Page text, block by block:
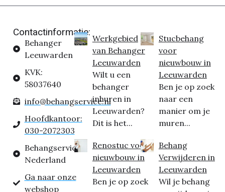
Contactinformatie:
Behanger
Leeuwarden
KVK:
58037640
info@behangservice.nl
Hoofdkantoor:
030-2072303
Behangservice
Nederland
Ga naar onze
webshop
Werkgebied
van Behanger
Leeuwarden
Wilt u een
behanger
inhuren in
Leeuwarden?
Dit is het...
Renostuc voor
nieuwbouw in
Leeuwarden
Ben je op zoek
Stucbehang
voor
nieuwbouw in
Leeuwarden
Ben je op zoek
naar een
manier om je
muren...
Behang
Verwijderen in
Leeuwarden
Wil je behang